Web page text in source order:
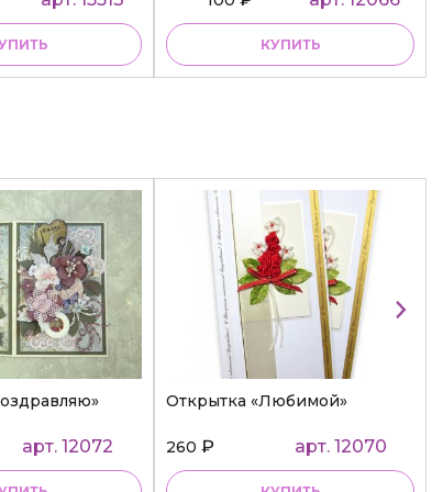
КУПИТЬ
арт. 12072
Открытка «Любимой»
260₽ арт. 12070